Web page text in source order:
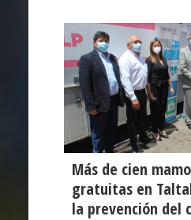
Más de cien
gratuitas en
la prevención del